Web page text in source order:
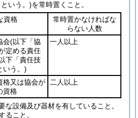
いう。)を常時置くこと。
資格
常時置かなければな
らない人数
会(以下「協
定める責任
下「責任技
いう。)
一人以上
格又は協会が
資格
二人以上
な設備及び器材を有していること。
ること。